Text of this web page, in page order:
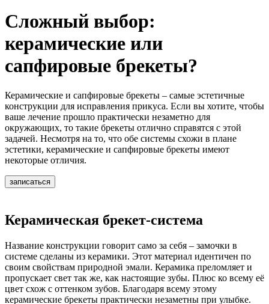
Сложный выбор:
керамические или
сапфировые брекеты?
Керамические и сапфировые брекеты – самые эстетичные
конструкции для исправления прикуса. Если вы хотите, чтобы
ваше лечение прошло практически незаметно для
окружающих, то такие брекеты отлично справятся с этой
задачей. Несмотря на то, что обе системы схожи в плане
эстетики, керамические и сапфировые брекеты имеют
некоторые отличия.
записаться
Керамическая брекет-система
Название конструкции говорит само за себя – замочки в
системе сделаны из керамики. Этот материал идентичен по
своим свойствам природной эмали. Керамика преломляет и
пропускает свет так же, как настоящие зубы. Плюс ко всему её
цвет схож с оттенком зубов. Благодаря всему этому
керамические брекеты практически незаметны при улыбке.